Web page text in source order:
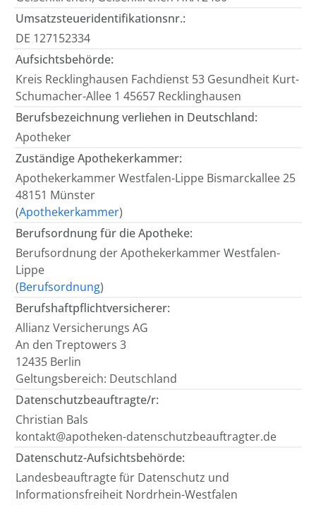
Umsatzsteueridentifikationsnr.:
DE 127152334
Aufsichtsbehörde:
Kreis Recklinghausen Fachdienst 53 Gesundheit Kurt-
Schumacher-Allee 1 45657 Recklinghausen
Berufsbezeichnung verliehen in Deutschland:
Apotheker
Zuständige Apothekerkammer:
Apothekerkammer Westfalen-Lippe Bismarckallee 25
48151 Münster
(Apothekerkammer)
Berufsordnung für die Apotheke:
Berufsordnung der Apothekerkammer Westfalen-
Lippe
(Berufsordnung)
Berufshaftpflichtversicherer:
Allianz Versicherungs AG
An den Treptowers 3
12435 Berlin
Geltungsbereich: Deutschland
Datenschutzbeauftragte/r:
Christian Bals
kontakt@apotheken-datenschutzbeauftragter.de
Datenschutz-Aufsichtsbehörde:
Landesbeauftragte für Datenschutz und
Informationsfreiheit Nordrhein-Westfalen